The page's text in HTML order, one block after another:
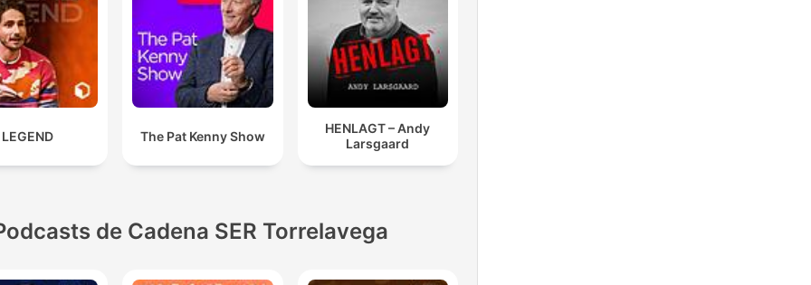
LEGEND The Pat Kenny Show
HENLAGT – Andy
Larsgaard
de Cadena SER Torrelavega